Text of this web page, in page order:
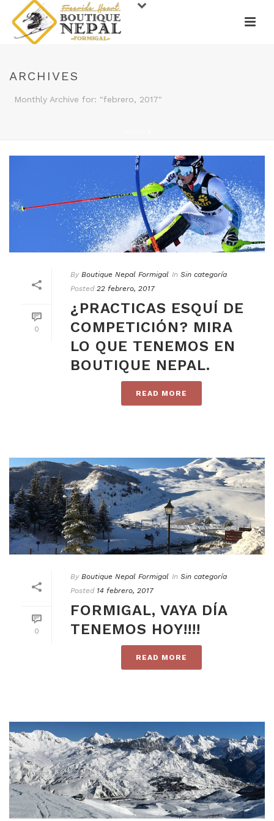
ARCHIVES
Monthly Archive for: "febrero, 2017"
0
By Boutique Nepal Formigal In Sin categoría
Posted 22 febrero, 2017
¿PRACTICAS ESQUÍ DE
COMPETICIÓN? MIRA
LO QUE TENEMOS EN
BOUTIQUE NEPAL.
READ MORE
0
By Boutique Nepal Formigal In Sin categoría
Posted 14 febrero, 2017
FORMIGAL, VAYA DÍA
TENEMOS HOY!!!!
READ MORE